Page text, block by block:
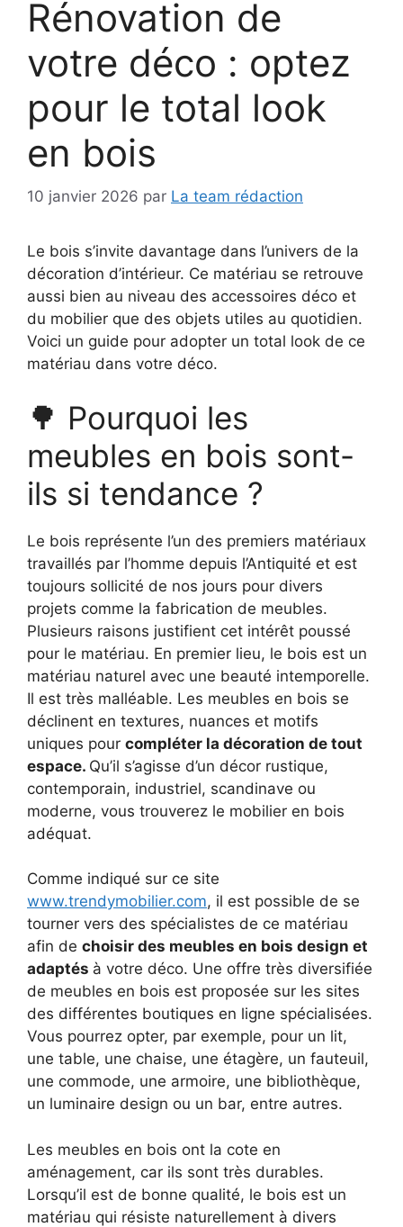
Rénovation de
votre déco : optez
pour le total look
en bois
10 janvier 2026 par La team rédaction
Le bois s’invite davantage dans l’univers de la
décoration d’intérieur. Ce matériau se retrouve
aussi bien au niveau des accessoires déco et
du mobilier que des objets utiles au quotidien.
Voici un guide pour adopter un total look de ce
matériau dans votre déco.
🌳 Pourquoi les
meubles en bois sont-
ils si tendance ?
Le bois représente l’un des premiers matériaux
travaillés par l’homme depuis l’Antiquité et est
toujours sollicité de nos jours pour divers
projets comme la fabrication de meubles.
Plusieurs raisons justifient cet intérêt poussé
pour le matériau. En premier lieu, le bois est un
matériau naturel avec une beauté intemporelle.
Il est très malléable. Les meubles en bois se
déclinent en textures, nuances et motifs
uniques pour compléter la décoration de tout
espace. Qu’il s’agisse d’un décor rustique,
contemporain, industriel, scandinave ou
moderne, vous trouverez le mobilier en bois
adéquat.
Comme indiqué sur ce site
www.trendymobilier.com, il est possible de se
tourner vers des spécialistes de ce matériau
afin de choisir des meubles en bois design et
adaptés à votre déco. Une offre très diversifiée
de meubles en bois est proposée sur les sites
des différentes boutiques en ligne spécialisées.
Vous pourrez opter, par exemple, pour un lit,
une table, une chaise, une étagère, un fauteuil,
une commode, une armoire, une bibliothèque,
un luminaire design ou un bar, entre autres.
Les meubles en bois ont la cote en
aménagement, car ils sont très durables.
Lorsqu’il est de bonne qualité, le bois est un
matériau qui résiste naturellement à divers